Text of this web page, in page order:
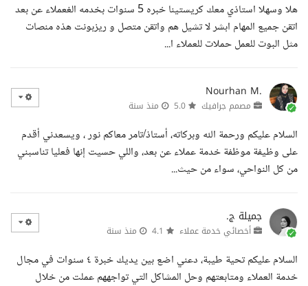
هلا وسهلا استاذي معك كريستينا خبره 5 سنوات بخدمه الغعملاء عن بعد
اتقن جميع المهام ابشر لا تشيل هم واتقن متصل و ريزبونت هذه منصات
مثل البوت للعمل حملات للعملاء ا...
Nourhan M.
مصمم جرافيك منذ سنة
السلام عليكم ورحمة الله وبركاته، أستاذ/تامر معاكم نور ، ويسعدني أقدم
على وظيفة موظفة خدمة عملاء عن بعد، واللي حسيت إنها فعليا تناسبني
من كل النواحي، سواء من حيث...
جميلة ج.
أخصائي خدمة عملاء منذ سنة
السلام عليكم تحية طيبة، دعني اضع بين يديك خبرة ٤ سنوات في مجال
خدمة العملاء ومتابعتهم وحل المشاكل التي تواجههم عملت من خلال